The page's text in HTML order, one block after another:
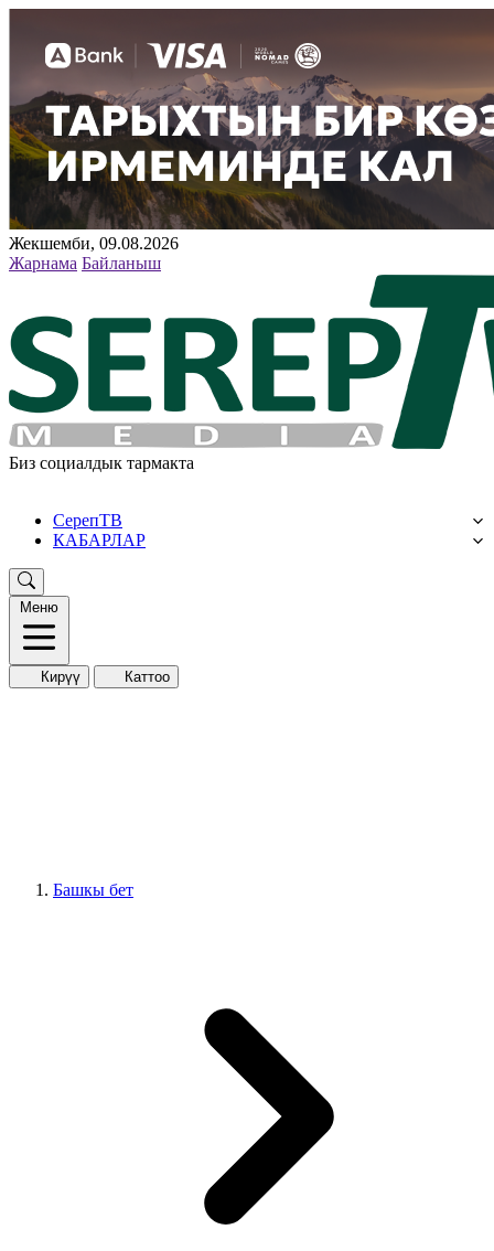
Жекшемби, 09.08.2026
Жарнама Байланыш
Биз социалдык тармакта
СерепТВ
КАБАРЛАР
Меню
Кирүү Каттоо
Башкы бет